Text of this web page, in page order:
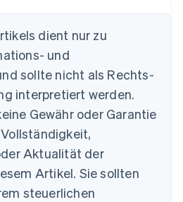
dient nur zu
und
sollte nicht als Rechts-
interpretiert werden.
Gewähr oder Garantie
Aktualität der
Artikel. Sie sollten
steuerlichen
English